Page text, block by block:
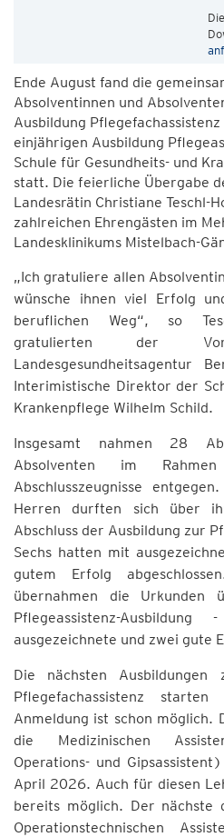
Ende August fand die
Absolventinnen und
Ausbildung
einjährigen Ausbildung
Schule für Gesundheits- und
statt. Die feierliche Übergabe
Landesrätin Christiane Teschl-
zahlreichen Ehrengästen im
Landesklinikums Mistelbach-
„Ich gratuliere allen
wünsche ihnen viel Erfolg
beruflichen Weg“, so
gratulierten der
Landesgesundheitsagentur
Interimistische Direktor der
Krankenpflege Wilhelm Schild.
Insgesamt nahmen 28
Absolventen im
Abschlusszeugnisse
Herren durften sich über
Abschluss der Ausbildung zur
Sechs hatten mit
gutem Erfolg
übernahmen die Urkunden
Pflegeassistenz-
ausgezeichnete und zwei gute
Die nächsten Ausbildungen
Pflegefachassistenz
Anmeldung ist schon möglich.
die Medizinischen
Operations- und
April 2026. Auch für diesen
bereits möglich. Der nächste
Operationstechnischen